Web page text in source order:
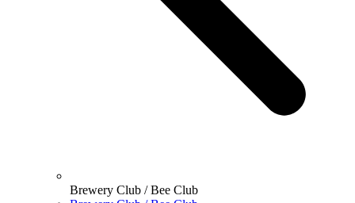
Brewery Club / Bee Club